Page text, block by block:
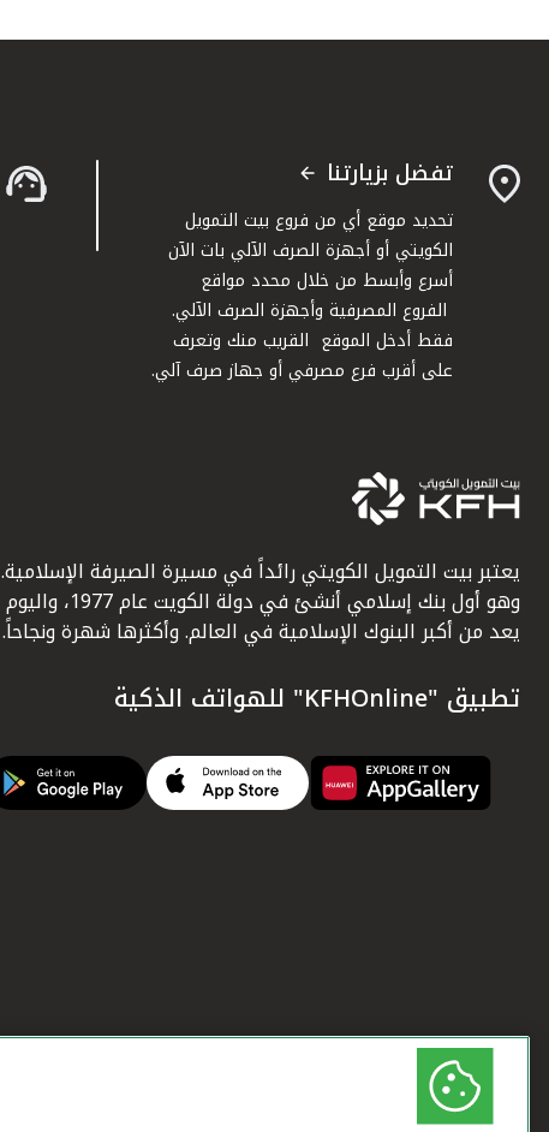
تفضل بزيارتنا
تحديد موقع أي من فروع بيت التمويل
الكويتي أو أجهزة الصرف الآلي بات الآن
أسرع وأبسط من خلال محدد مواقع
الفروع المصرفية وأجهزة الصرف الآلي.
فقط أدخل الموقع القريب منك وتعرف
على أقرب فرع مصرفي أو جهاز صرف آلي.
يعتبر بيت التمويل الكويتي رائداً في مسيرة الصيرفة الإسلامية.
وهو أول بنك إسلامي أنشئ في دولة الكويت عام 1977، واليوم
يعد من أكبر البنوك الإسلامية في العالم. وأكثرها شهرة ونجاحاً.
تطبيق "KFHOnline" للهواتف الذكية